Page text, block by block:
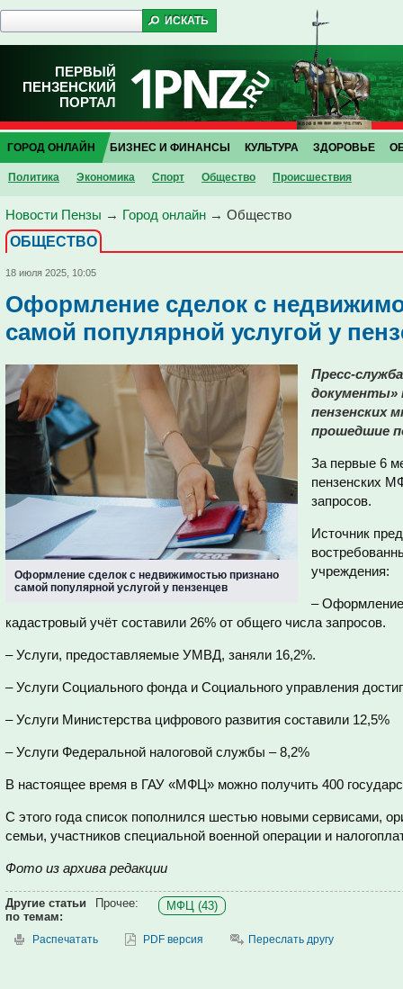
ПЕРВЫЙ
ПЕНЗЕНСКИЙ
ПОРТАЛ
ГОРОД ОНЛАЙН
Политика Экономика Спорт Общество Проиcшествия
БИЗНЕС И ФИНАНСЫ КУЛЬТУРА ЗДОРОВЬЕ
Новости Пензы → Город онлайн → Общество
ОБЩЕСТВО
18 июля 2025, 10:05
Оформление сделок с
самой популярной услугой у
Оформление сделок с недвижимостью признано
самой популярной услугой у пензенцев
Пресс-
документы»
пензенских
прошедшие
За первые 6
пензенских
запросов.
Источник
учреждения:
–
кадастровый учёт составили 26% от общего числа запросов.
– Услуги, предоставляемые УМВД, заняли 16,2%.
– Услуги Социального фонда и Социального управления
– Услуги Министерства цифрового развития составили 12,5%
– Услуги Федеральной налоговой службы – 8,2%
В настоящее время в ГАУ «МФЦ» можно получить 400
С этого года список пополнился шестью новыми сервисами,
семьи, участников специальной военной операции и
Фото из архива редакции
Другие статьи
по темам:
Прочее: МФЦ (43)
Распечатать PDF версия Переслать другу